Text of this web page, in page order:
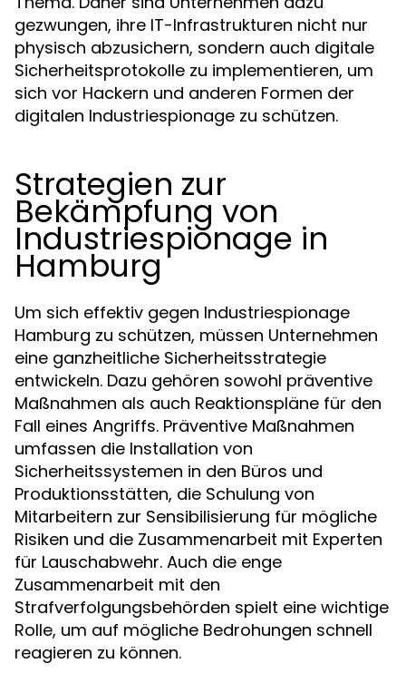
gezwungen, ihre IT-Infrastrukturen nicht nur
physisch abzusichern, sondern auch digitale
Sicherheitsprotokolle zu implementieren, um
sich vor Hackern und anderen Formen der
digitalen Industriespionage zu schützen.
Strategien zur
Bekämpfung von
Industriespionage in
Hamburg
Um sich effektiv gegen Industriespionage
Hamburg zu schützen, müssen Unternehmen
eine ganzheitliche Sicherheitsstrategie
entwickeln. Dazu gehören sowohl präventive
Maßnahmen als auch Reaktionspläne für den
Fall eines Angriffs. Präventive Maßnahmen
umfassen die Installation von
Sicherheitssystemen in den Büros und
Produktionsstätten, die Schulung von
Mitarbeitern zur Sensibilisierung für mögliche
Risiken und die Zusammenarbeit mit Experten
für Lauschabwehr. Auch die enge
Zusammenarbeit mit den
Strafverfolgungsbehörden spielt eine wichtige
Rolle, um auf mögliche Bedrohungen schnell
reagieren zu können.